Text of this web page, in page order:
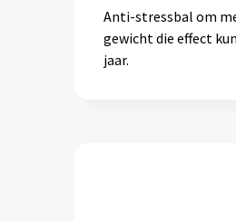
Anti-stressbal om
gewicht die effect
jaar.